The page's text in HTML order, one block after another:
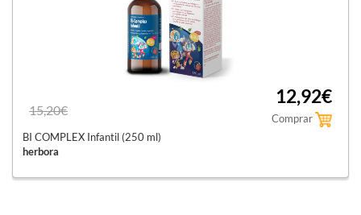
15,20€
12,92€
Comprar
BI COMPLEX Infantil (250 ml)
herbora